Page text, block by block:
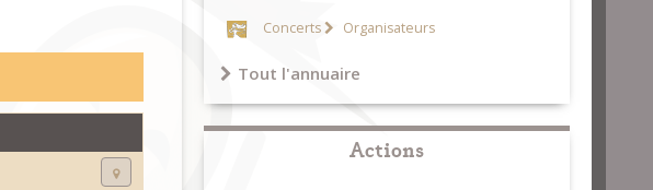
Concerts Organisateurs
Tout l'annuaire
Actions